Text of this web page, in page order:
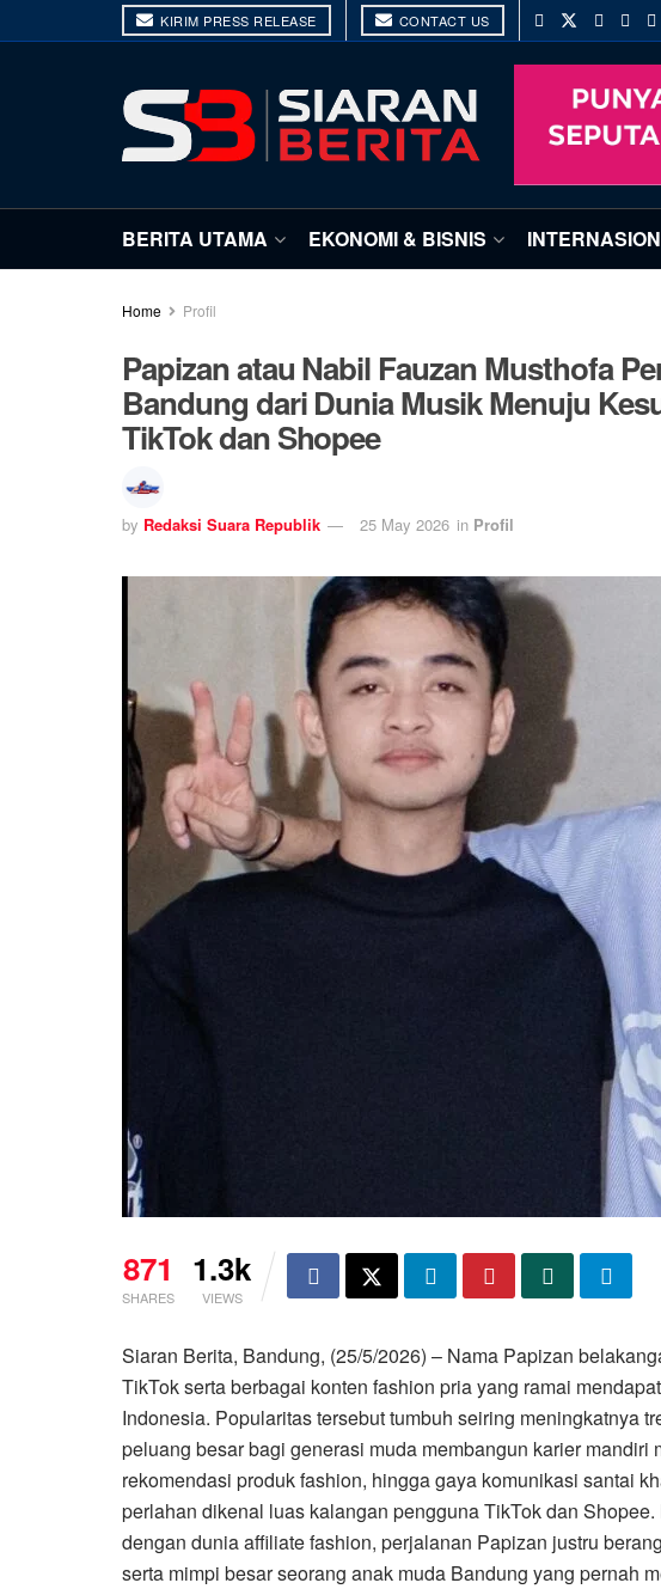
KIRIM PRESS RELEASE CONTACT US
BERITA UTAMA EKONOMI & BISNIS
Home Profil
Papizan atau Nabil Fauzan Musthofa
Bandung dari Dunia Musik Menuju
TikTok dan Shopee
by Redaksi Suara Republik 25 May 2026 in Profil
871
SHARES
1.3k
VIEWS
Siaran Berita, Bandung, (25/5/2026) – Nama Papizan
TikTok serta berbagai konten fashion pria yang ramai
Indonesia. Popularitas tersebut tumbuh seiring meningkatnya
peluang besar bagi generasi muda membangun karier mandiri
rekomendasi produk fashion, hingga gaya komunikasi santai
perlahan dikenal luas kalangan pengguna TikTok dan
dengan dunia affiliate fashion, perjalanan Papizan justru
serta mimpi besar seorang anak muda Bandung yang pernah